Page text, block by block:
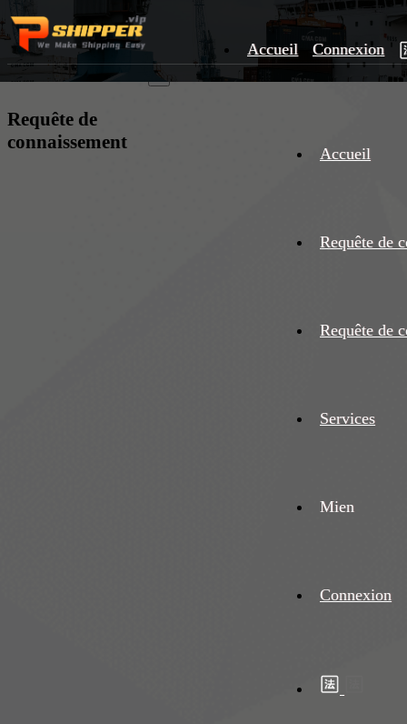
Accueil Connexion
Accueil
Requête de
Requête de
Services
Mien
Connexion
×
Requête de
connaissement